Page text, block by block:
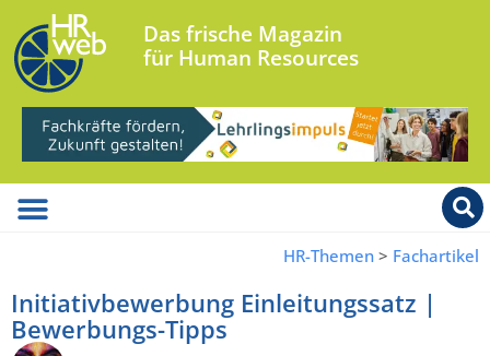
Das frische Magazin
für Human Resources
HR-Themen > Fachartikel
Initiativbewerbung Einleitungssatz |
Bewerbungs-Tipps